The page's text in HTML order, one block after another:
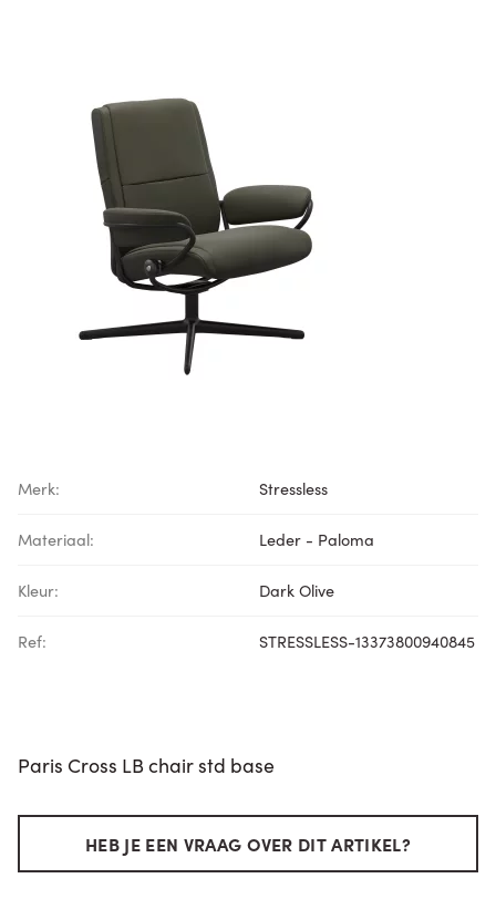
Merk: Stressless
Materiaal: Leder - Paloma
Kleur: Dark Olive
Ref: STRESSLESS-13373800940845
Paris Cross LB chair std base
HEB JE EEN VRAAG OVER DIT ARTIKEL?